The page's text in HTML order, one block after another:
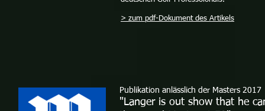
> zum pdf-Dokument des Artikels
Publikation anlässlich der Masters 2017
"Langer is out show that he